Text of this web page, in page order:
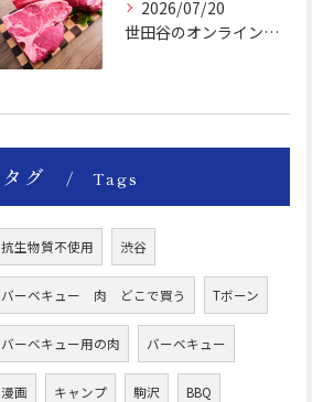
2026/07/20
世田谷のオンライン肉屋のトマホークやTボーンで楽しいBBQー！
タグ Tags
抗生物質不使用 渋谷
バーベキュー 肉 どこで買う Tボーン
バーベキュー用の肉 バーベキュー
漫画 キャンプ 駒沢 BBQ